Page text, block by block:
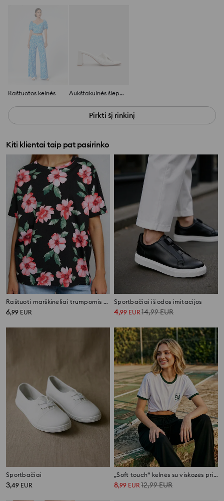
Raštuotos kelnės Aukštakulnės šlepetės
Pirkti šį rinkinį
Kiti klientai taip pat pasirinko
Raštuoti marškinėliai trumpomis rankovėmis
6,99 EUR
Sportbačiai iš odos imitacijos
4,99 EUR14,99EUR
Sportbačiai
3,49 EUR
„Soft touch“ kelnės su viskozės priemaiša
8,99 EUR 12,99EUR